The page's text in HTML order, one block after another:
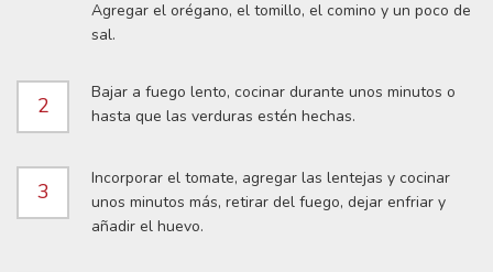
Agregar el orégano, el tomillo, el comino y un poco de
sal.
2
Bajar a fuego lento, cocinar durante unos minutos o
hasta que las verduras estén hechas.
3
Incorporar el tomate, agregar las lentejas y cocinar
unos minutos más, retirar del fuego, dejar enfriar y
añadir el huevo.